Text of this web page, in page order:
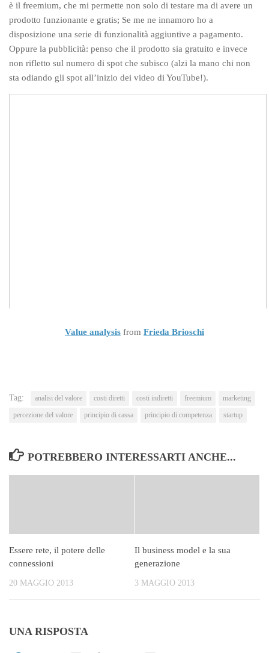
è il freemium, che mi permette non solo di testare ma di avere un
prodotto funzionante e gratis; Se me ne innamoro ho a
disposizione una serie di funzionalità aggiuntive a pagamento.
Oppure la pubblicità: penso che il prodotto sia gratuito e invece
non rifletto sul numero di spot che subisco (alzi la mano chi non
sta odiando gli spot all’inizio dei video di YouTube!).
Value analysis from Frieda Brioschi
Tag: analisi del valore costi diretti costi indiretti freemium
marketing
percezione del valore
principio di cassa principio di competenza startup
POTREBBERO INTERESSARTI ANCHE...
Essere rete, il potere delle
connessioni
20 MAGGIO 2013
Il business model e la sua
generazione
3 MAGGIO 2013
UNA RISPOSTA